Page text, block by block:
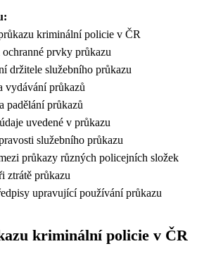
kriminální policie v ČR
prvky průkazu
držitele služebního průkazu
vydávání průkazů
padělání průkazů
uvedené v průkazu
služebního průkazu
průkazy různých policejních složek
ztrátě průkazu
upravující používání průkazu
kriminální policie v ČR